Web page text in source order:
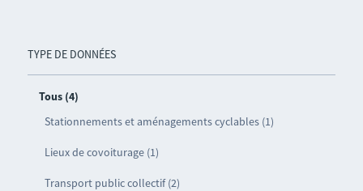
TYPE DE DONNÉES
Tous (4)
Stationnements et aménagements cyclables (1)
Lieux de covoiturage (1)
Transport public collectif (2)